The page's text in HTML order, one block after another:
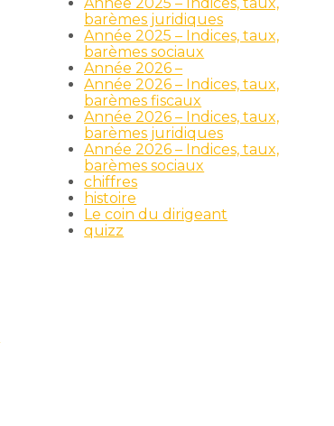
barèmes juridiques
Année 2025 – Indices, taux,
barèmes sociaux
Année 2026 –
Année 2026 – Indices, taux,
barèmes fiscaux
Année 2026 – Indices, taux,
barèmes juridiques
Année 2026 – Indices, taux,
barèmes sociaux
chiffres
histoire
Le coin du dirigeant
quizz